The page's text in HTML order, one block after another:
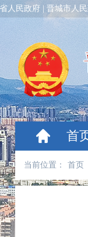
人民政府 晋城市人
首
当前位置： 首页